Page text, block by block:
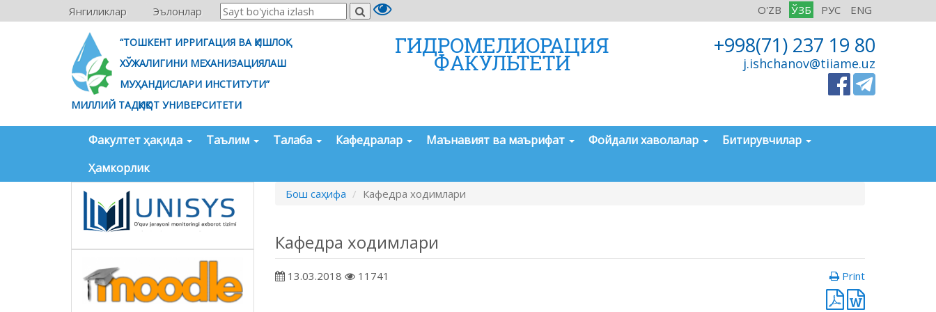
Янгиликлар Эълонлар O'ZB ЎЗБ РУС ENG
“ТОШКЕНТ ИРРИГАЦИЯ ВА ҚИШЛОҚ
ХЎЖАЛИГИНИ МЕХАНИЗАЦИЯЛАШ
МУҲАНДИСЛАРИ ИНСТИТУТИ”
МИЛЛИЙ ТАДҚИҚОТ УНИВЕРСИТЕТИ
ГИДРОМЕЛИОРАЦИЯ
ФАКУЛЬТЕТИ
+998(71) 237 19 80
j.ishchanov@tiiame.uz
Факултет ҳақида Таълим Талаба Кафедралар Маънавият ва маърифат Фойдали хаволалар
Битирувчилар
Ҳамкорлик
Бош саҳифа Кафедра ходимлари
Кафедра ходимлари
13.03.2018 11741 Print